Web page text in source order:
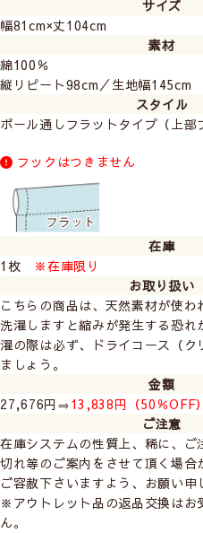
サイズ
幅81cm×丈104cm
素材
綿100％
縦リピート98cm／生地幅145cm
スタイル
ポール通しフラットタイプ（上部
フックはつきません
在庫
1枚 ※在庫限り
お取り扱い
こちらの商品は、天然素材が使わ
洗濯しますと縮みが発生する恐れ
濯の際は必ず、ドライコース（ク
ましょう。
金額
27,676円⇒13,838円（50％OFF）
ご注意
在庫システムの性質上、稀に、ご
切れ等のご案内をさせて頂く場合
ご容赦下さいますよう、お願い申
※アウトレット品の返品交換はお
ん。